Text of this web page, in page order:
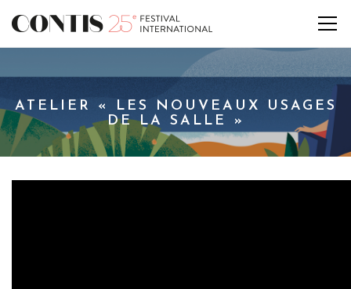
ATELIER « LES NOUVEAUX USAGES
DE LA SALLE »